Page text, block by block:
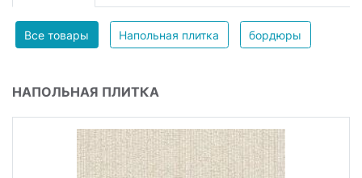
Все товары Напольная плитка бордюры
НАПОЛЬНАЯ ПЛИТКА